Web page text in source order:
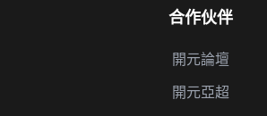
合作伙伴
開元論壇
開元亞超